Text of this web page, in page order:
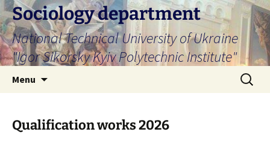
Skip
to
content
Sociology department
National Technical University of Ukraine
"Igor Sikorsky Kyiv Polytechnic Institute"
Menu
Search
for:
Qualification works 2026